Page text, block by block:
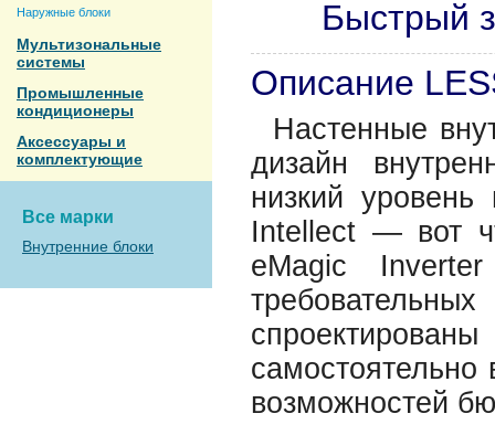
Наружные блоки
Мультизональные
системы
Промышленные
кондиционеры
Аксессуары и
комплектующие
Все марки
Внутренние блоки
Быстрый
Описание
Настенные
дизайн
низкий уровень
Intellect — вот
eMagic
самостоятельно
возможностей